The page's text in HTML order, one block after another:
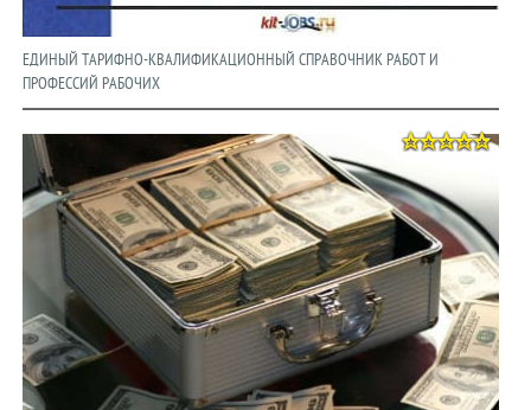
ЕДИНЫЙ ТАРИФНО-КВАЛИФИКАЦИОННЫЙ СПРАВОЧНИК РАБОТ И
ПРОФЕССИЙ РАБОЧИХ